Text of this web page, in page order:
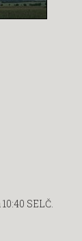
SELČ.